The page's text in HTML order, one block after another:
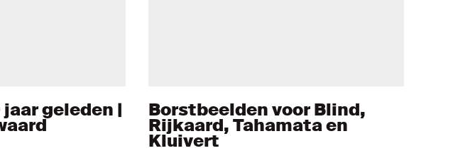
jaar geleden | Borstbeelden voor Blind,
Rijkaard, Tahamata en
Kluivert